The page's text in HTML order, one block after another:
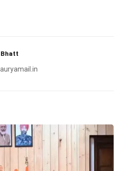
Bhatt